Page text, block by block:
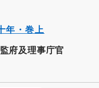
年・巻上
府及理事庁官